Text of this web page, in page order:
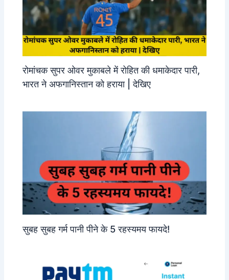
रोमांचक सुपर ओवर मुकाबले में रोहित की धमाकेदार पारी,
भारत ने अफगानिस्तान को हराया | देखिए
सुबह सुबह गर्म पानी पीने के 5 रहस्यमय फायदे!